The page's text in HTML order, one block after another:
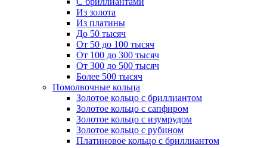
Из золота
Из платины
До 50 тысяч
От 50 до 100 тысяч
От 100 до 300 тысяч
От 300 до 500 тысяч
Более 500 тысяч
Помолвочные кольца
Золотое кольцо с бриллиантом
Золотое кольцо с сапфиром
Золотое кольцо с изумрудом
Золотое кольцо с рубином
Платиновое кольцо с бриллиантом